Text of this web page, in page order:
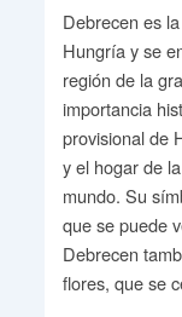
Debrecen es
Hungría y se
región de la
importancia
provisional de
y el hogar de
mundo. Su
que se puede
Debrecen
flores, que se